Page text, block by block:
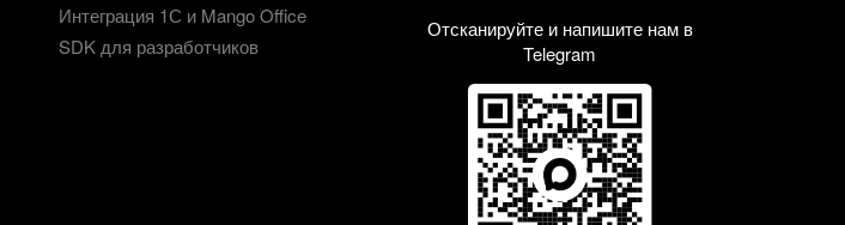
Интеграция 1С и Mango Office
SDK для разработчиков
Отсканируйте и напишите нам в
Telegram